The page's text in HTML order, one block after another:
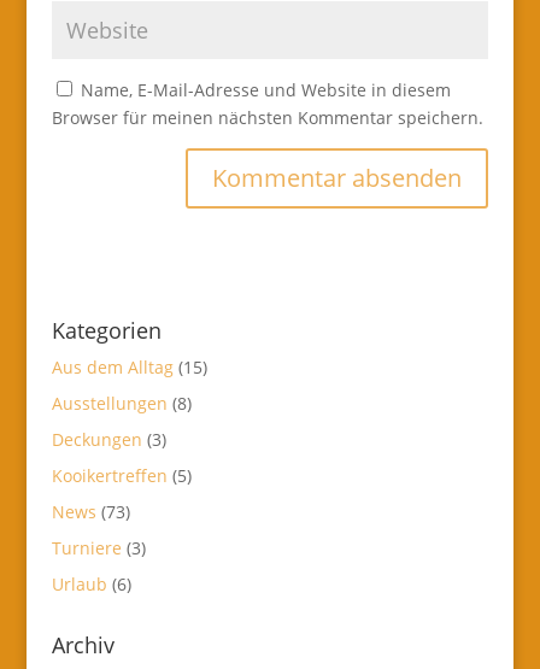
Name, E-Mail-Adresse und Website in diesem
Browser für meinen nächsten Kommentar speichern.
Kategorien
Aus dem Alltag(15)
Ausstellungen (8)
Deckungen (3)
Kooikertreffen (5)
News (73)
Turniere (3)
Urlaub (6)
Archiv